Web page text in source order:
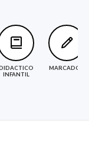
INFANTIL
MARCADOR